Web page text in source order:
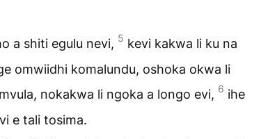
a shiti egulu nevi, 5 kevi kakwa li ku na
omwiidhi komalundu, oshoka okwa li
nokakwa li ngoka a longo evi, 6 ihe
e tali tosima.